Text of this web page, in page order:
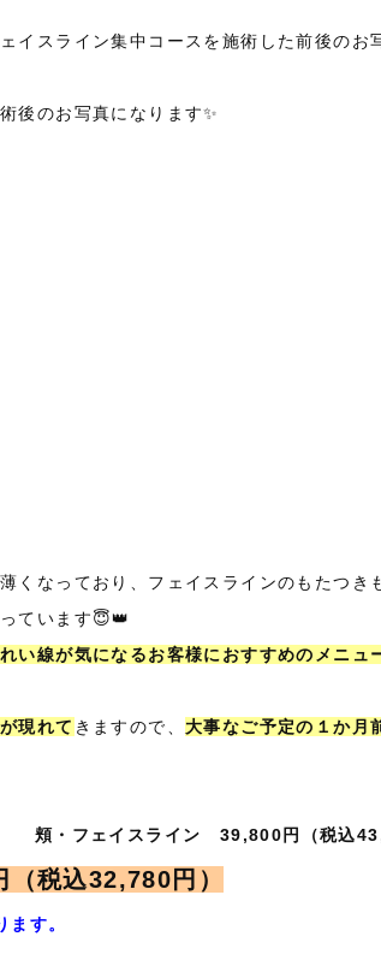
イスライン集中コースを施術した前後のお
後のお写真になります✨
くなっており、フェイスラインのもたつき
ています😇👑
い線が気になるお客様におすすめのメニュ
現れて きますので、 大事なご予定の１か月
頬・フェイスライン 39,800円（税込
税込32,780円）
す。